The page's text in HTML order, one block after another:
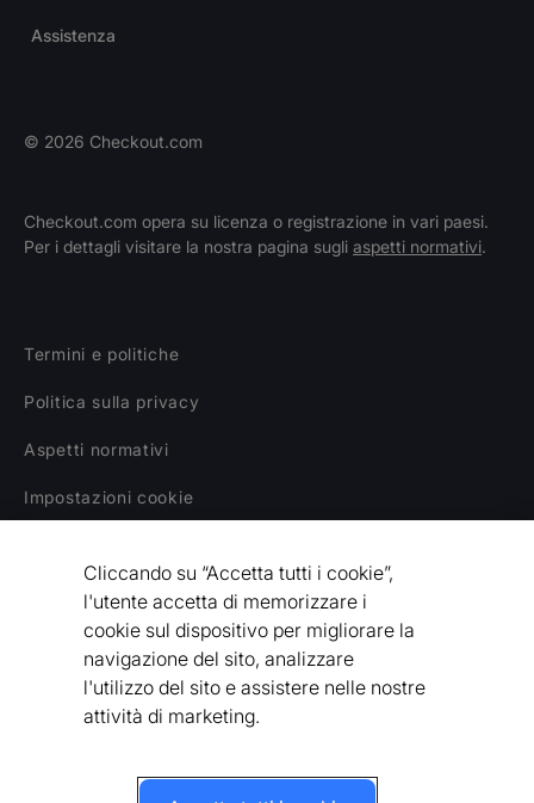
Assistenza
© 2026 Checkout.com
Checkout.com opera su licenza o registrazione in vari paesi.
Per i dettagli visitare la nostra pagina sugli aspetti normativi.
Termini e politiche
Politica sulla privacy
Aspetti normativi
Impostazioni cookie
Dichiarazione sulla schiavitù moderna
Codice etico del fornitore
Dichiarazione di accessibilità
Cliccando su “Accetta tutti i cookie”,
l'utente accetta di memorizzare i
cookie sul dispositivo per migliorare la
navigazione del sito, analizzare
l'utilizzo del sito e assistere nelle nostre
attività di marketing.